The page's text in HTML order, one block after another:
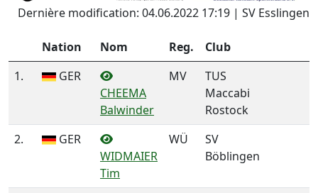
Dernière modification: 04.06.2022 17:19 | SV Esslingen
Nation Nom Reg.
Club
1.
GER
CHEEMA
Balwinder
MV
TUS
Maccabi
Rostock
2.
GER
WIDMAIER
Tim
WÜ
SV
Böblingen